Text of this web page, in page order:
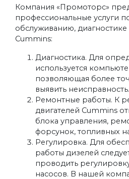
Компания «Промоторс»
профессиональные услуги
обслуживанию, диагностике
Cummins:
Диагностика. Для
используется
позволяющая более
выявить неисправность.
Ремонтные работы. К
двигателей Cummins
блока управления,
форсунок, топливных
Регулировка. Для
работы дизелей
проводить
насосов. В нашей